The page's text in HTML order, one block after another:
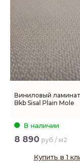
Виниловый
Bkb Sisal Plain Mole
В наличии
8 890 руб / м2
Купить в 1